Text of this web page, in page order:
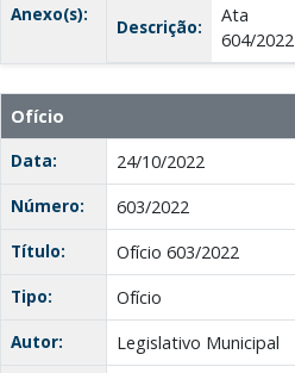
Anexo(s):
Descrição:
Ata
604/2022
Ofício
Data:
24/10/2022
Número:
603/2022
Título:
Ofício 603/2022
Tipo:
Ofício
Autor:
Legislativo Municipal